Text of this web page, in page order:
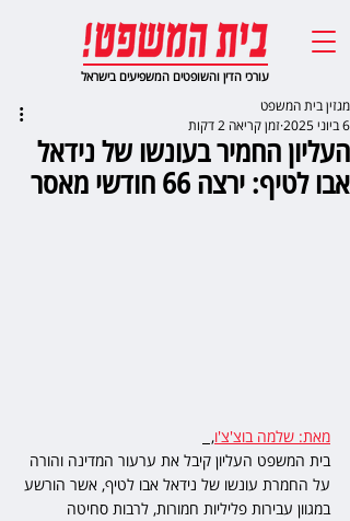
עורכי הדין והשופטים המשפיעים בישראל
העליון החמיר בעונשו של נידאל
אבו לטיף: ירצה 66 חודשי מאסר
מגזין בית המשפט
6 ביוני 2025
זמן קריאה 2 דקות
מאת: שלמה בוצ'צ'ו,
בית המשפט העליון קיבל את ערעור המדינה והורה
על החמרת עונשו של נידאל אבו לטיף, אשר הורשע
במגוון עבירות פליליות חמורות, לרבות סחיטה